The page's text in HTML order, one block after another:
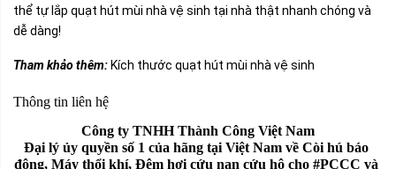
thể tự lắp quạt hút mùi nhà vệ sinh tại nhà thật nhanh chóng và
dễ dàng!
Tham khảo thêm: Kích thước quạt hút mùi nhà vệ sinh
Thông tin liên hệ
Công ty TNHH Thành Công Việt Nam
Đại lý ủy quyền số 1 của hãng tại Việt Nam về Còi hú báo
động, Máy thổi khí, Đệm hơi cứu nạn cứu hộ cho #PCCC và